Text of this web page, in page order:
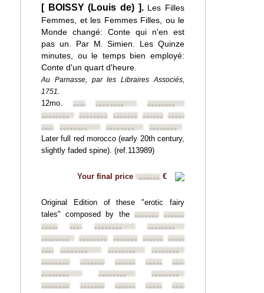
[ BOISSY (Louis de) ]. Les Filles
Femmes, et les Femmes Filles, ou le
Monde changé: Conte qui n'en est
pas un. Par M. Simien. Les Quinze
minutes, ou le temps bien employé:
Conte d'un quart d'heure.
Au Parnasse, par les Libraires Associés,
1751.
12mo. ••••••••••••••••
••••••••
••••••••
•••••••• •••••••• ••••••••••••••••
•••••••••••••••• ••••••••
••••••••
Later full red morocco (early 20th century,
slightly faded spine). (ref.113989)
Your final price •••••• €
Original Edition of these "erotic fairy
tales" composed by the •••••••• ••••••••
••••••••••••••••••••••••
••••••••
••••••••
•••••••• •••••••• ••••••••••••••••
•••••••••••••••• ••••••••
••••••••
••••••••
•••••••• •••••••• ••••••••••••••••
••••••••
••••••••
••••••••
••••••••
•••••••• •••••••• ••••••••••••••••